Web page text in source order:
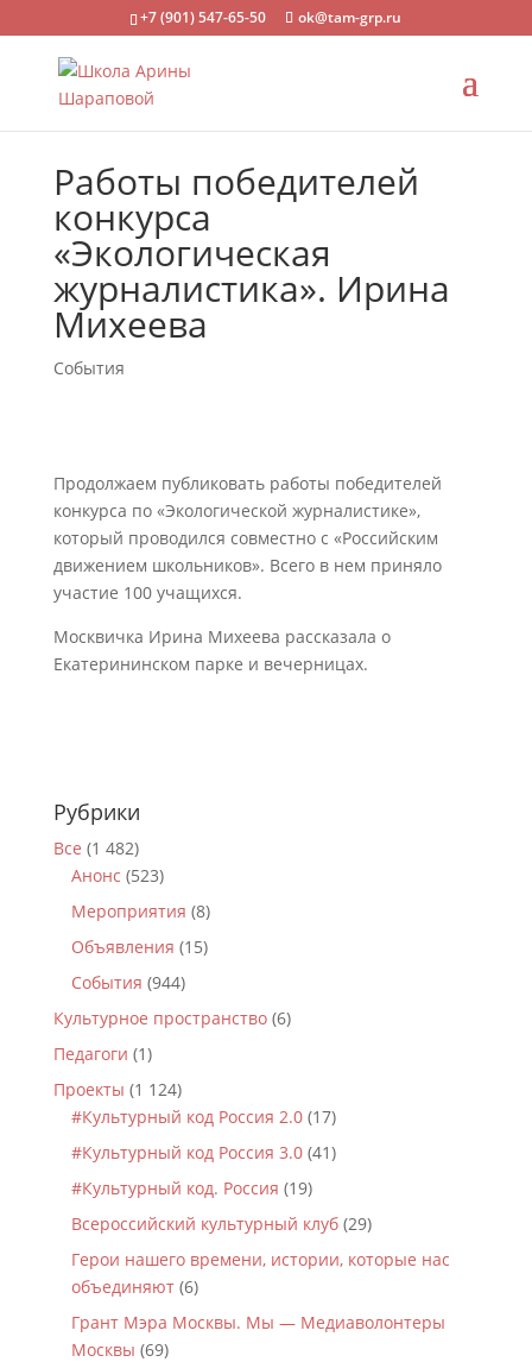
+7 (901) 547-65-50 ok@tam-grp.ru
Работы победителей
конкурса
«Экологическая
журналистика». Ирина
Михеева
События
Продолжаем публиковать работы победителей
конкурса по «Экологической журналистике»,
который проводился совместно с «Российским
движением школьников». Всего в нем приняло
участие 100 учащихся.
Москвичка Ирина Михеева рассказала о
Екатерининском парке и вечерницах.
Рубрики
Все (1 482)
Анонс (523)
Мероприятия (8)
Объявления (15)
События (944)
Культурное пространство(6)
Педагоги (1)
Проекты (1 124)
#Культурный код Россия 2.0(17)
#Культурный код Россия 3.0(41)
#Культурный код. Россия (19)
Всероссийский культурный клуб(29)
Герои нашего времени, истории, которые нас
объединяют(6)
Грант Мэра Москвы. Мы — Медиаволонтеры
Москвы (69)